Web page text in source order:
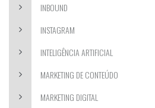
INBOUND
INSTAGRAM
INTELIGÊNCIA ARTIFICIAL
MARKETING DE CONTEÚDO
MARKETING DIGITAL